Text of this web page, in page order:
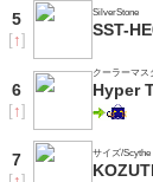
5
[↑]
SilverStone
SST-
6
[↑]
クーラーマス
Hyper
7 サイズ/Scythe